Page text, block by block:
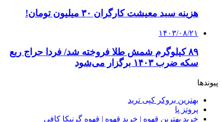
هزینه سبد معیشت کارگران ۳۰ میلیون تومان!
۱۴۰۳/۰۸/۲۱
۸۹ کیلوگرم شمش طلا فروخته شد/ فردا حراج ربع
سکه ضرب ۱۴۰۳ برگزار می‌شود
پیوندها
بهترین بروکر کپی ترید
پروتز پا
خرید بهترین قهوه | خرید قهوه | قهوه گرنیکا کافی